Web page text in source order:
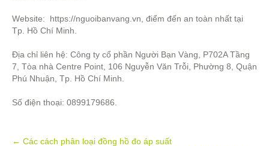
Website: https://nguoibanvang.vn, điểm đến an toàn nhất tại
Tp. Hồ Chí Minh.
Địa chỉ liên hệ: Công ty cổ phần Người Bạn Vàng, P702A Tầng
7, Tòa nhà Centre Point, 106 Nguyễn Văn Trỗi, Phường 8, Quận
Phú Nhuận, Tp. Hồ Chí Minh.
Số điện thoại: 0899179686.
Post
← Các cách phân loại đồng hồ đo áp suất